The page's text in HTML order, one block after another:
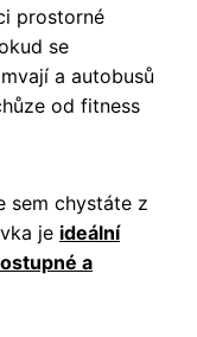
prostorné
se
a autobusů
od fitness
sem chystáte z
je ideální
a